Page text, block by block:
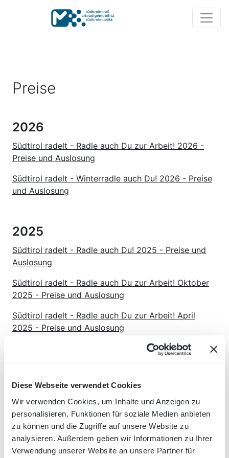
Diese Webseite verwendet Cookies
Wir verwenden Cookies, um Inhalte und Anzeigen zu
personalisieren, Funktionen für soziale Medien anbieten
zu können und die Zugriffe auf unsere Website zu
analysieren. Außerdem geben wir Informationen zu Ihrer
Verwendung unserer Website an unsere Partner für
Preise
2026
Südtirol radelt - Radle auch Du zur Arbeit! 2026 -
Preise und Auslosung
Südtirol radelt - Winterradle auch Du! 2026 - Preise
und Auslosung
2025
Südtirol radelt - Radle auch Du! 2025 - Preise und
Auslosung
Südtirol radelt - Radle auch Du zur Arbeit! Oktober
2025 - Preise und Auslosung
Südtirol radelt - Radle auch Du zur Arbeit! April
2025 - Preise und Auslosung
Südtirol radelt - Winterradle auch Du! 2025 - Preise
2024
Südtirol radelt - Radle auch Du! 2024 - Preise und
Auslosung
Südtirol radelt. Radle auch Du zur Arbeit! 2024 -